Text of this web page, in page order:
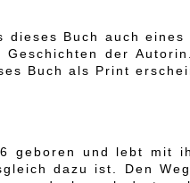
dieses Buch auch
Geschichten der
Buch als Print
geboren und lebt mit
dazu ist. Den